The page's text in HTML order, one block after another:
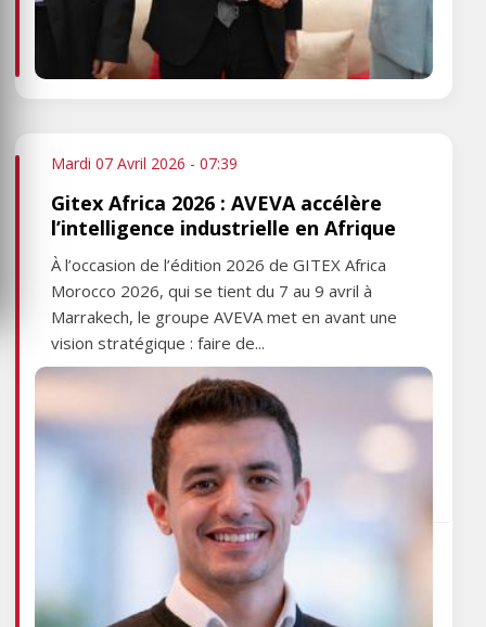
Mardi 07 Avril 2026 - 07:39
Gitex Africa 2026 : AVEVA accélère
l’intelligence industrielle en Afrique
À l’occasion de l’édition 2026 de GITEX Africa
Morocco 2026, qui se tient du 7 au 9 avril à
Marrakech, le groupe AVEVA met en avant une
vision stratégique : faire de...